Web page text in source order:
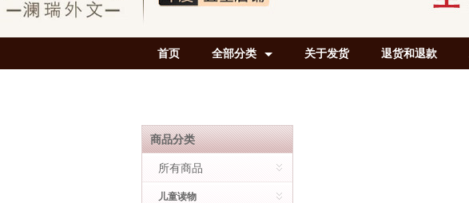
首页 全部分类 关于发货 退货和退款
商品分类
所有商品
儿童读物